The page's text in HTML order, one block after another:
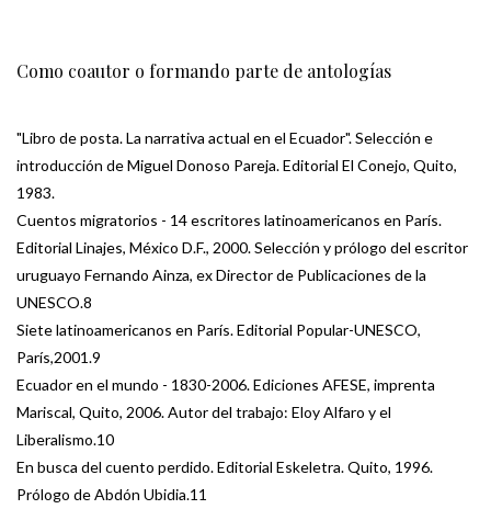
Como coautor o formando parte de antologías
"Libro de posta. La narrativa actual en el Ecuador". Selección e
introducción de Miguel Donoso Pareja. Editorial El Conejo, Quito,
1983.
Cuentos migratorios - 14 escritores latinoamericanos en París.
Editorial Linajes, México D.F., 2000. Selección y prólogo del escritor
uruguayo Fernando Ainza, ex Director de Publicaciones de la
UNESCO.8
Siete latinoamericanos en París. Editorial Popular-UNESCO,
París,2001.9
Ecuador en el mundo - 1830-2006. Ediciones AFESE, imprenta
Mariscal, Quito, 2006. Autor del trabajo: Eloy Alfaro y el
Liberalismo.10
En busca del cuento perdido. Editorial Eskeletra. Quito, 1996.
Prólogo de Abdón Ubidia.11